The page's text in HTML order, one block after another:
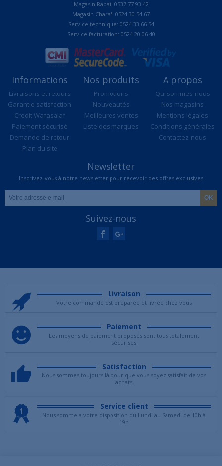
Magasin Rabat: 0537 77 93 42
Magasin Charaf: 0524 30 54 67
Service technique: 0524 33 66 54
Service facturation: 0524 20 06 40
Informations
Livraisons et retours
Garantie satisfaction
Credit Wafasalaf
Paiement sécurisé
Demande de retour
Plan du site
Nos produits
Promotions
Nouveautés
Meilleures ventes
Liste des marques
A propos
Qui sommes-nous
Nos magasins
Mentions légales
Conditions générales
Contactez-nous
Newsletter
Inscrivez-vous à notre newsletter pour recevoir des offres exclusives
Suivez-nous
Livraison
Votre commande est preparée et livrée chez vous
Paiement
Les moyens de paiement proposés sont tous totalement
sécurisés
Satisfaction
Nous sommes toujours là pour que vous soyez satisfait de vos
achats
Service client
Nous somme a votre disposition du Lundi au Samedi de 10h à
19h